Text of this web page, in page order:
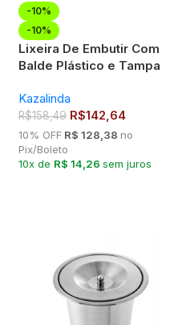
-10%
-10%
Lixeira De Embutir Com
Balde Plástico e Tampa
Litros
Kazalinda
R$158,49 R$142,64
10% OFFR$ 128,38 no
Pix/Boleto
10x de R$ 14,26 sem juros